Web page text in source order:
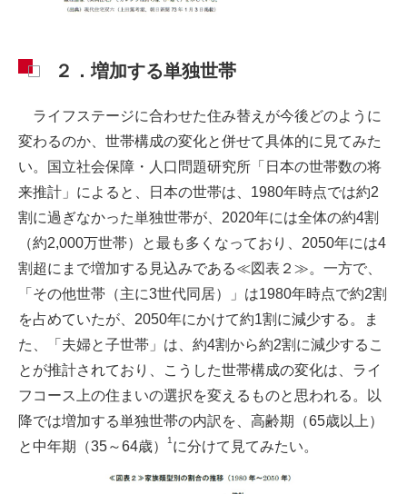
２．増加する単独世帯
ライフステージに合わせた住み替えが今後どのように
変わるのか、世帯構成の変化と併せて具体的に見てみた
い。国立社会保障・人口問題研究所「日本の世帯数の将
来推計」によると、日本の世帯は、1980年時点では約2
割に過ぎなかった単独世帯が、2020年には全体の約4割
（約2,000万世帯）と最も多くなっており、2050年には4
割超にまで増加する見込みである≪図表２≫。一方で、
「その他世帯（主に3世代同居）」は1980年時点で約2割
を占めていたが、2050年にかけて約1割に減少する。ま
た、「夫婦と子世帯」は、約4割から約2割に減少するこ
とが推計されており、こうした世帯構成の変化は、ライ
フコース上の住まいの選択を変えるものと思われる。以
降では増加する単独世帯の内訳を、高齢期（65歳以上）
と中年期（35～64歳）
1 に分けて見てみたい。